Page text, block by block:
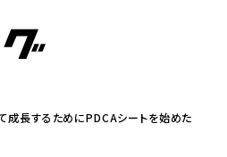
成長するためにPDCAシートを始めた話。
話。